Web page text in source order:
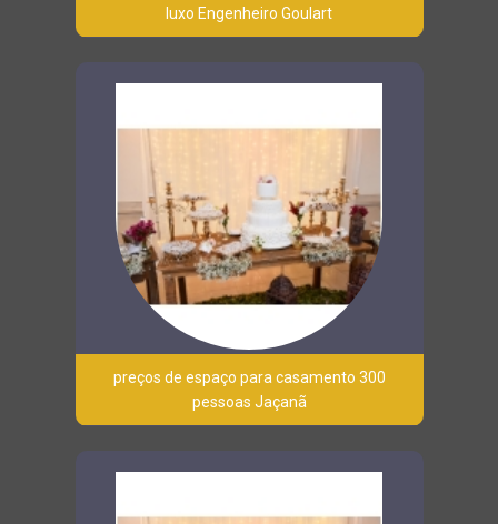
luxo Engenheiro Goulart
preços de espaço para casamento 300
pessoas Jaçanã